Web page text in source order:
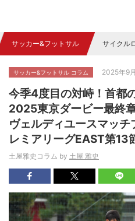
サッカー&フットサル サイクル
サッカー&フットサル コラム 2025年9
今季4度目の対峙！首都
2025東京ダービー最終
ヴェルディユースマッ
レミアリーグEAST第13
土屋雅史コラム by 土屋 雅史